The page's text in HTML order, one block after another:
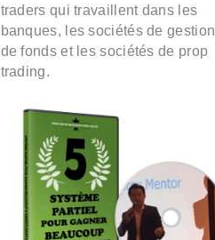
traders qui travaillent dans les
banques, les sociétés de gestion
de fonds et les sociétés de prop
trading.